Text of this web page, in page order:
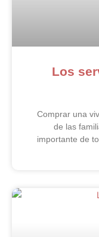
Los
Comprar una
de las
importante de